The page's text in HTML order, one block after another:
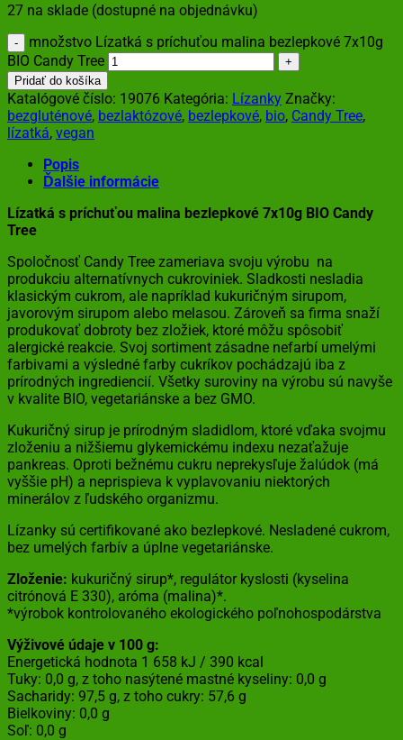
27 na sklade (dostupné na objednávku)
množstvo Lízatká s príchuťou malina bezlepkové 7x10g
BIO Candy Tree
Pridať do košíka
Katalógové číslo: 19076 Kategória: Lízanky Značky:
bezgluténové, bezlaktózové, bezlepkové, bio, Candy Tree,
lízatká, vegan
Popis
Ďalšie informácie
Lízatká s príchuťou malina bezlepkové 7x10g BIO Candy
Tree
Spoločnosť Candy Tree zameriava svoju výrobu na
produkciu alternatívnych cukroviniek. Sladkosti nesladia
klasickým cukrom, ale napríklad kukuričným sirupom,
javorovým sirupom alebo melasou. Zároveň sa firma snaží
produkovať dobroty bez zložiek, ktoré môžu spôsobiť
alergické reakcie. Svoj sortiment zásadne nefarbí umelými
farbivami a výsledné farby cukríkov pochádzajú iba z
prírodných ingrediencií. Všetky suroviny na výrobu sú navyše
v kvalite BIO, vegetariánske a bez GMO.
Kukuričný sirup je prírodným sladidlom, ktoré vďaka svojmu
zloženiu a nižšiemu glykemickému indexu nezaťažuje
pankreas. Oproti bežnému cukru neprekysľuje žalúdok (má
vyššie pH) a neprispieva k vyplavovaniu niektorých
minerálov z ľudského organizmu.
Lízanky sú certifikované ako bezlepkové. Nesladené cukrom,
bez umelých farbív a úplne vegetariánske.
Zloženie: kukuričný sirup*, regulátor kyslosti (kyselina
citrónová E 330), aróma (malina)*.
*výrobok kontrolovaného ekologického poľnohospodárstva
Výživové údaje v 100 g:
Energetická hodnota 1 658 kJ / 390 kcal
Tuky: 0,0 g, z toho nasýtené mastné kyseliny: 0,0 g
Sacharidy: 97,5 g, z toho cukry: 57,6 g
Bielkoviny: 0,0 g
Soľ: 0,0 g